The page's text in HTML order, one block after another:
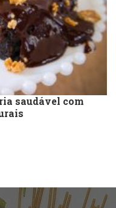
saudável com